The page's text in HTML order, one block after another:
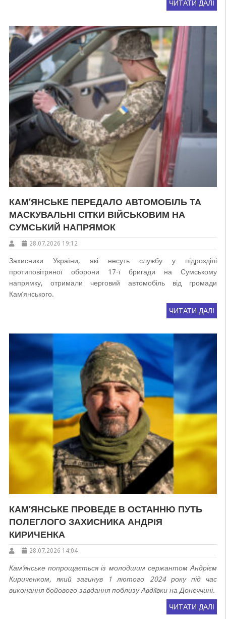
ЧИТАТИ ДАЛІ
КАМ’ЯНСЬКЕ ПЕРЕДАЛО АВТОМОБІЛЬ ТА
МАСКУВАЛЬНІ СІТКИ ВІЙСЬКОВИМ НА
СУМСЬКИЙ НАПРЯМОК
28.07.2026 19:12
Захисники України, які несуть службу у підрозділі
протиповітряної оборони 17-ї бригади на Сумському
напрямку, отримали черговий автомобіль від громади
Кам’янського.
ЧИТАТИ ДАЛІ
КАМ’ЯНСЬКЕ ПРОВЕДЕ В ОСТАННЮ ПУТЬ
ПОЛЕГЛОГО ЗАХИСНИКА АНДРІЯ
КИРИЧЕНКА
28.07.2026 14:04
Кам’янське попрощається із молодшим сержантом Андрієм
Кириченком, який загинув 1 лютого 2024 року під час
виконання бойового завдання поблизу Авдіївки на Донеччині.
ЧИТАТИ ДАЛІ